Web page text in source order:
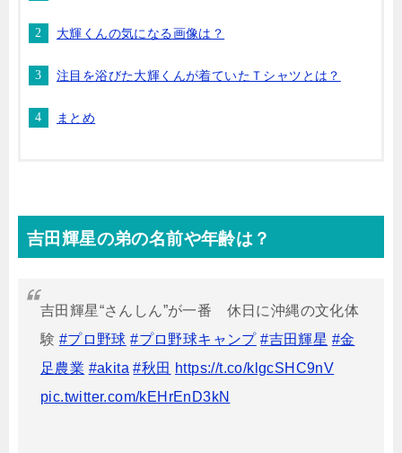
大輝くんの気になる画像は？
注目を浴びた大輝くんが着ていたＴシャツとは？
まとめ
吉田輝星の弟の名前や年齢は？
吉田輝星“さんしん”が一番 休日に沖縄の文化体
験 #プロ野球 #プロ野球キャンプ #吉田輝星 #金
足農業 #akita #秋田 https://t.co/klgcSHC9nV
pic.twitter.com/kEHrEnD3kN